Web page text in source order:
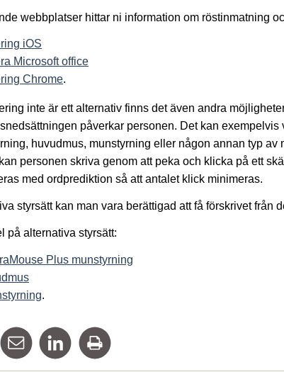
till För dig som är elev
webbplatser hittar ni information om röstinmatning
iOS
Microsoft office
Chrome.
inte är ett alternativ finns det även andra
påverkar personen. Det kan exempelvis
huvudmus, munstyrning eller någon annan typ av
personen skriva genom att peka och klicka på ett
med ordprediktion så att antalet klick minimeras.
styrsätt kan man vara berättigad att få förskrivet från
på alternativa styrsätt:
Plus munstyrning
.
Dela på Facebook
Tipsa via mailDela på Linkedin